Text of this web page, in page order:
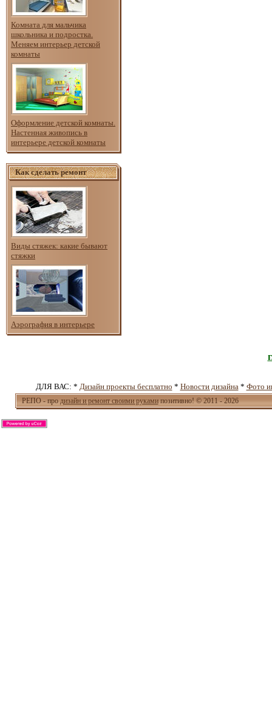
Комната для мальчика
школьника и подростка.
Меняем интерьер детской
комнаты
Оформление детской комнаты.
Настенная живопись в
интерьере детской комнаты
Как сделать ремонт
Виды стяжек: какие бывают
стяжки
Аэрография в интерьере
ДЛЯ ВАС: * Дизайн проекты бесплатно * Новости дизайна* Фото
РЕПО - продизайн и ремонт своими рукамипозитивно! © 2011 - 2026